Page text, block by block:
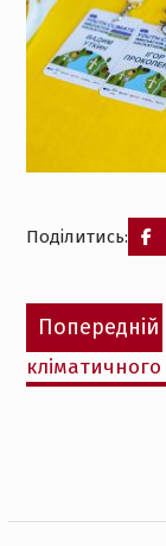
Поділитись:
Навігація
записів
Попередній